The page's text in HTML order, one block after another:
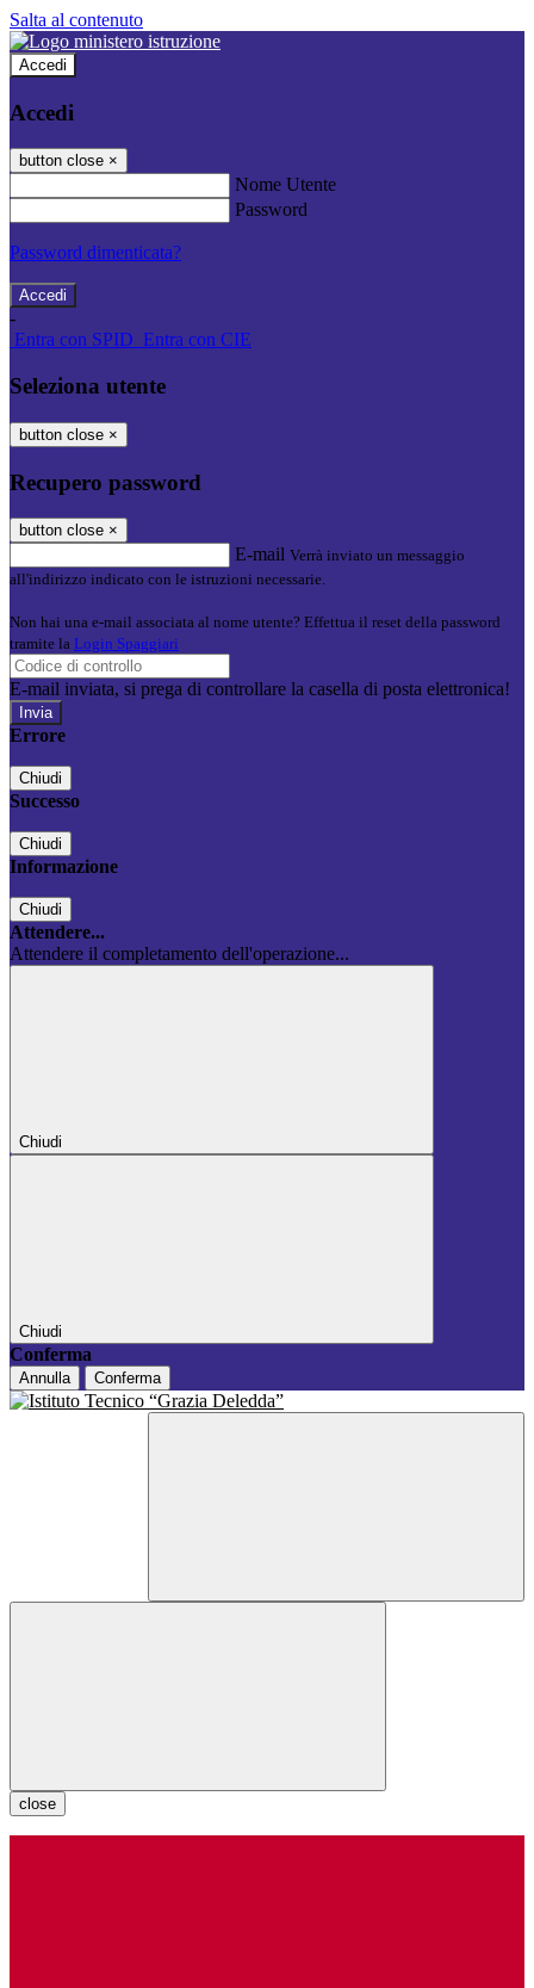
Salta al contenuto
Accedi
Accedi
button close ×
Nome Utente
Password
Password dimenticata?
-
Entra con SPID Entra con CIE
Seleziona utente
button close ×
Recupero password
button close ×
E-mail Verrà inviato un messaggio
all'indirizzo indicato con le istruzioni necessarie.
Non hai una e-mail associata al nome utente? Effettua il reset della password
tramite la Login Spaggiari
E-mail inviata, si prega di controllare la casella di posta elettronica!
Errore
Chiudi
Successo
Chiudi
Informazione
Chiudi
Attendere...
Attendere il completamento dell'operazione...
Chiudi
Chiudi
Conferma
Annulla Conferma
close